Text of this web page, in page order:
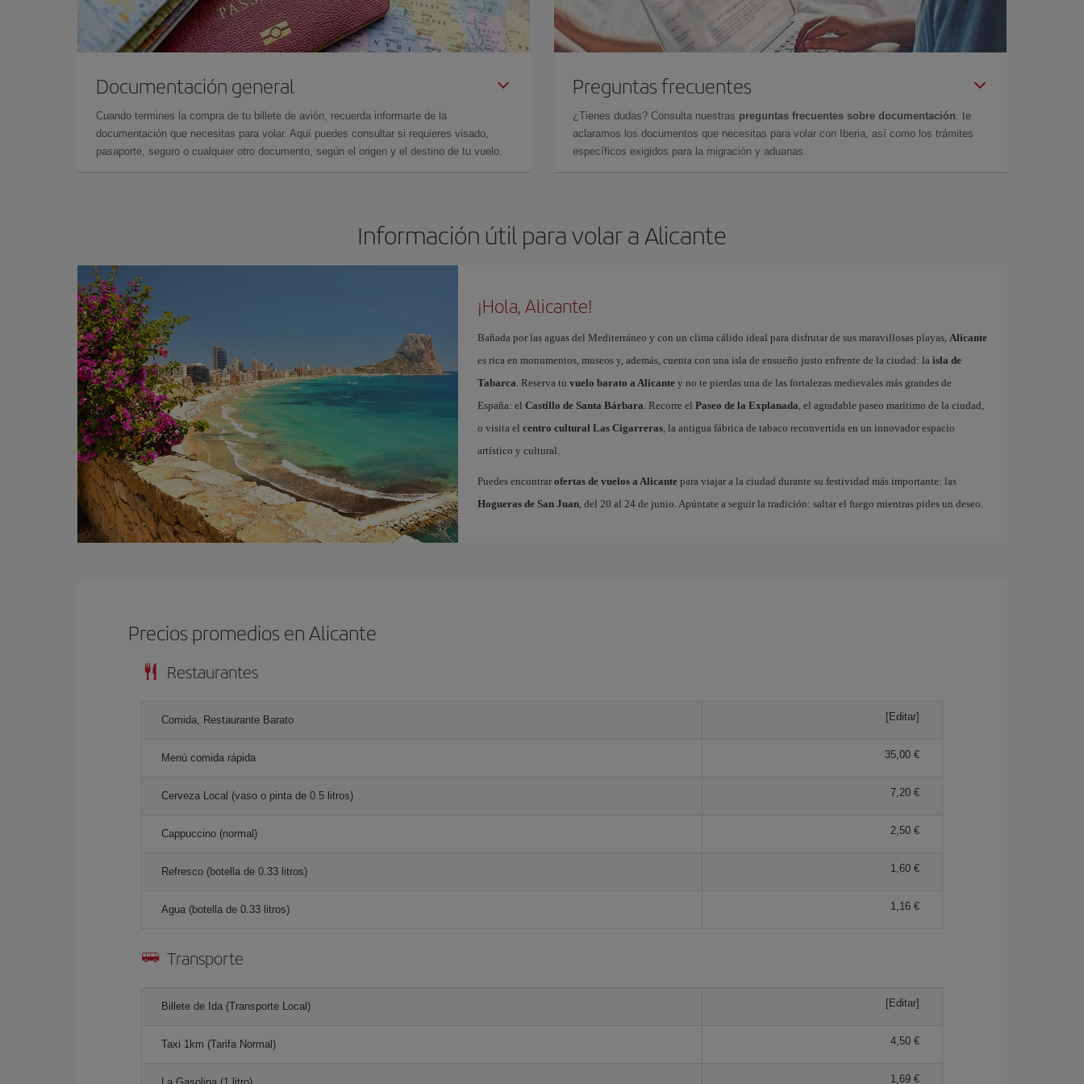
Documentación general
Cuando termines la compra de tu billete de avión, recuerda informarte de la
documentación que necesitas para volar. Aquí puedes consultar si requieres visado,
pasaporte, seguro o cualquier otro documento, según el origen y el destino de tu vuelo.
Preguntas frecuentes
¿Tienes dudas? Consulta nuestras preguntas frecuentes sobre documentación: te
aclaramos los documentos que necesitas para volar con Iberia, así como los trámites
específicos exigidos para la migración y aduanas.
Información útil para volar a Alicante
¡Hola, Alicante!
Bañada por las aguas del Mediterráneo y con un clima cálido ideal para disfrutar de sus maravillosas playas, Alicante
es rica en monumentos, museos y, además, cuenta con una isla de ensueño justo enfrente de la ciudad: la isla de
Tabarca. Reserva tu vuelo barato a Alicantey no te pierdas una de las fortalezas medievales más grandes de
España: el Castillo de Santa Bárbara. Recorre el Paseo de la Explanada, el agradable paseo marítimo de la ciudad,
o visita el centro cultural Las Cigarreras, la antigua fábrica de tabaco reconvertida en un innovador espacio
artístico y cultural.
Puedes encontrar ofertas de vuelos a Alicantepara viajar a la ciudad durante su festividad más importante: las
Hogueras de San Juan, del 20 al 24 de junio. Apúntate a seguir la tradición: saltar el fuego mientras pides un deseo.
Precios promedios en Alicante
Restaurantes
Comida, Restaurante Barato [Editar]
Menú comida rápida 35,00 €
Cerveza Local (vaso o pinta de 0.5 litros) 7,20 €
Cappuccino (normal) 2,50 €
Refresco (botella de 0.33 litros) 1,60 €
Agua (botella de 0.33 litros) 1,16 €
Transporte
Billete de Ida (Transporte Local) [Editar]
Taxi 1km (Tarifa Normal) 4,50 €
1,69 €